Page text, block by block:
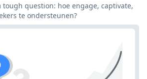
tough question: hoe engage, captivate,
te ondersteunen?